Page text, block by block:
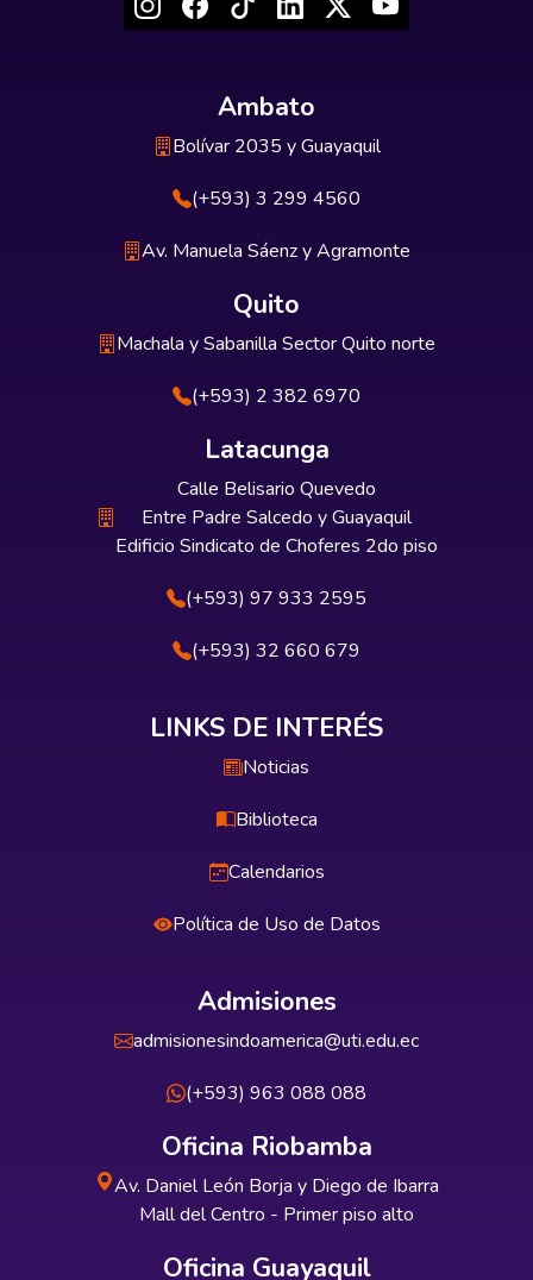
Ambato
Bolívar 2035 y Guayaquil
(+593) 3 299 4560
Av. Manuela Sáenz y Agramonte
Quito
Machala y Sabanilla Sector Quito norte
(+593) 2 382 6970
Latacunga
Calle Belisario Quevedo
Entre Padre Salcedo y Guayaquil
Edificio Sindicato de Choferes 2do piso
(+593) 97 933 2595
(+593) 32 660 679
LINKS DE INTERÉS
Noticias
Biblioteca
Calendarios
Política de Uso de Datos
Admisiones
admisionesindoamerica@uti.edu.ec
(+593) 963 088 088
Oficina Riobamba
Av. Daniel León Borja y Diego de Ibarra
Mall del Centro - Primer piso alto
Oficina Guayaquil